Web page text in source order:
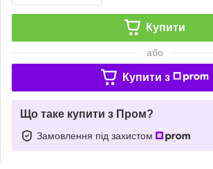
Купити
або
Купити з
Що таке купити з Пром?
Замовлення під захистом